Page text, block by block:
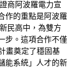
商阿波羅電力宣
作的重點是阿波羅
民高中，為雙方
步。這項合作不僅
畫奠定了穩固基
能系統」人才的新